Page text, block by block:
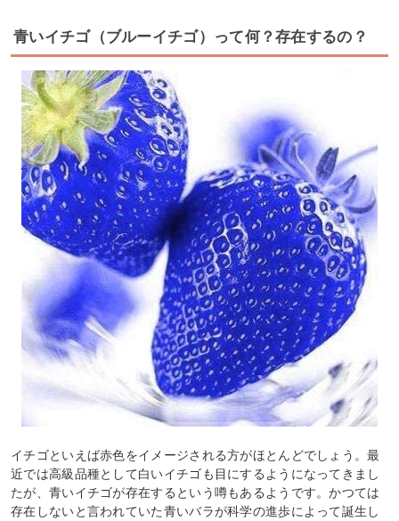
青いイチゴ（ブルーイチゴ）って何？存在するの？
イチゴといえば赤色をイメージされる方がほとんどでしょう。最
近では高級品種として白いイチゴも目にするようになってきまし
たが、青いイチゴが存在するという噂もあるようです。かつては
存在しないと言われていた青いバラが科学の進歩によって誕生し